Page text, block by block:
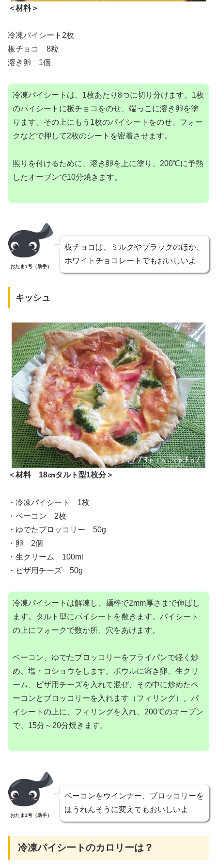
＜材料＞
冷凍パイシート2枚
板チョコ 8粒
溶き卵 1個
冷凍パイシートは、1枚あたり8つに切り分けます。1枚
のパイシートに板チョコをのせ、端っこに溶き卵を塗
ります。その上にもう1枚のパイシートをのせ、フォー
クなどで押して2枚のシートを密着させます。
照りを付けるために、溶き卵を上に塗り、200℃に予熱
したオーブンで10分焼きます。
おたま1号（助手）
板チョコは、ミルクやブラックのほか、
ホワイトチョコレートでもおいしいよ
キッシュ
＜材料 18㎝タルト型1枚分＞
・冷凍パイシート 1枚
・ベーコン 2枚
・ゆでたブロッコリー 50g
・卵 2個
・生クリーム 100ml
・ピザ用チーズ 50g
冷凍パイシートは解凍し、麺棒で2mm厚さまで伸ばし
ます。タルト型にパイシートを敷きます。パイシート
の上にフォークで数か所、穴をあけます。
ベーコン、ゆでたブロッコリーをフライパンで軽く炒
め、塩・コショウをします。ボウルに溶き卵、生クリ
ーム、ピザ用チーズを入れて混ぜ、その中に炒めたベ
ーコンとブロッコリーを入れます（フィリング）。パ
イシートの上に、フィリングを入れ、200℃のオーブン
で、15分～20分焼きます。
おたま1号（助手）
ベーコンをウインナー、ブロッコリーを
ほうれんそうに変えてもおいしいよ
冷凍パイシートのカロリーは？